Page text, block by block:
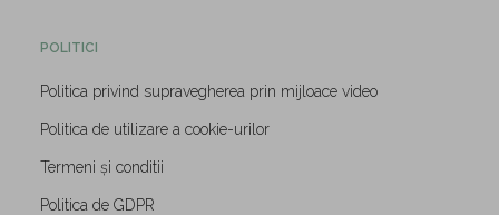
POLITICI
Politica privind supravegherea prin mijloace video
Politica de utilizare a cookie-urilor
Termeni și conditii
Politica de GDPR